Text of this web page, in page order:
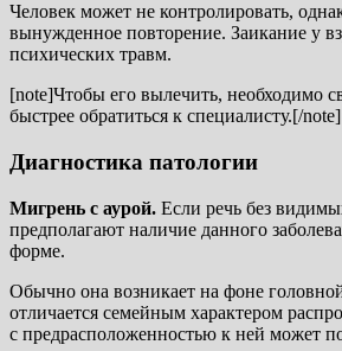
Человек может не контролировать,
вынужденное повторение. Заикание у
психических травм.
[note]Чтобы его вылечить, необходимо
быстрее обратиться к специалисту.[/note]
Диагностика патологии
Мигрень с аурой. Если речь без
предполагают наличие данного
форме.
Обычно она возникает на фоне
отличается семейным характером
с предрасположенностью к ней может